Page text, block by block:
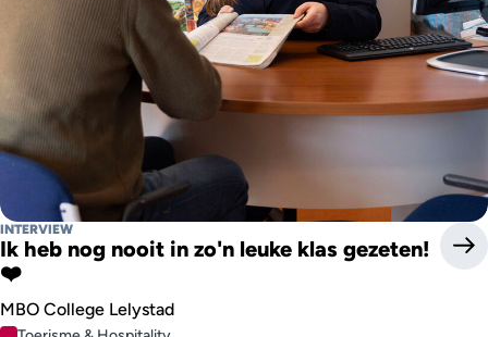
INTERVIEW
Ik heb nog nooit in zo'n leuke klas gezeten!
❤️
MBO College Lelystad